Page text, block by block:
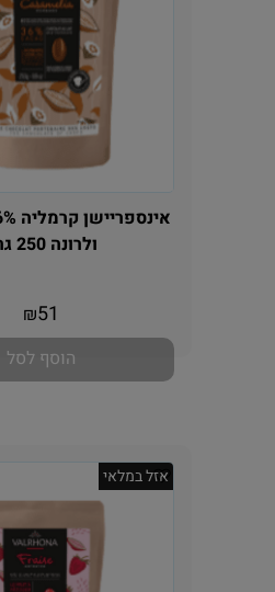
ולרונה 250 גרם
₪51
הוסף לסל
אזל במלאי